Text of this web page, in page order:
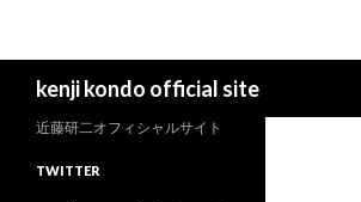
kenji kondo official site
近藤研二オフィシャルサイト
TWITTER